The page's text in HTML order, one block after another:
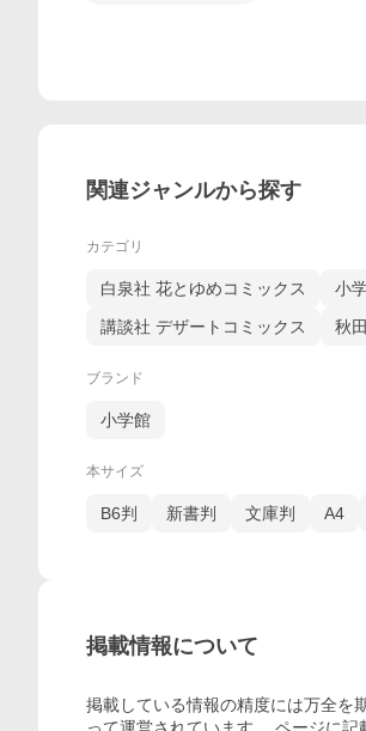
関連ジャンルから探す
カテゴリ
白泉社 花とゆめコミックス 小
講談社 デザートコミックス
秋
ブランド
小学館
本サイズ
B6判 新書判 文庫判 A4
掲載情報について
掲載している情報の精度には万全を